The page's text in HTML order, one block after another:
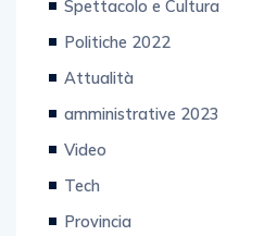
Spettacolo e Cultura
Politiche 2022
Attualità
amministrative 2023
Video
Tech
Provincia